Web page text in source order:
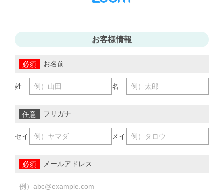
お客様情報
お名前
姓 名
フリガナ
セイ メイ
メールアドレス